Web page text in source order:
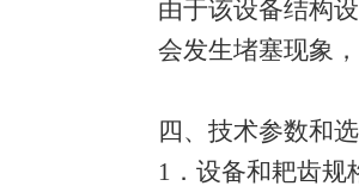
由于该设备结构
会发生堵塞现象
四、技术参数
1．设备和耙齿